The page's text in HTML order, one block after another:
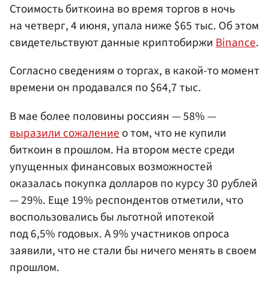
Стоимость биткоина во время торгов в ночь
на четверг, 4 июня, упала ниже $65 тыс. Об этом
свидетельствуют данные криптобиржиBinance.
Согласно сведениям о торгах, в какой-то момент
времени он продавался по $64,7 тыс.
В мае более половины россиян — 58% —
выразили сожаление о том, что не купили
биткоин в прошлом. На втором месте среди
упущенных финансовых возможностей
оказалась покупка долларов по курсу 30 рублей
— 29%. Еще 19% респондентов отметили, что
воспользовались бы льготной ипотекой
под 6,5% годовых. А 9% участников опроса
заявили, что не стали бы ничего менять в своем
прошлом.